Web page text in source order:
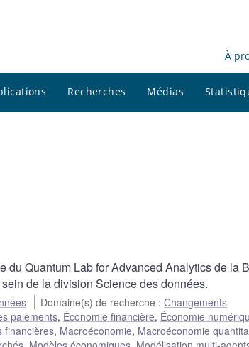
À
Recherches Médias
du Quantum Lab for Advanced Analytics de la
de la division Science des données.
Domaine(s) de recherche :Changements
paiements, Économie financière, Économie
financières, Macroéconomie, Macroéconomie